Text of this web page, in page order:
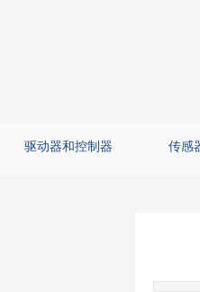
驱动器和控制器 传感